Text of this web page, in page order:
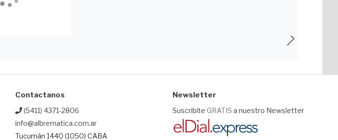
Contactanos
(5411) 4371-2806
info@albrematica.com.ar
Tucumán 1440 (1050) CABA
Newsletter
Suscribite GRATIS a nuestro Newsletter